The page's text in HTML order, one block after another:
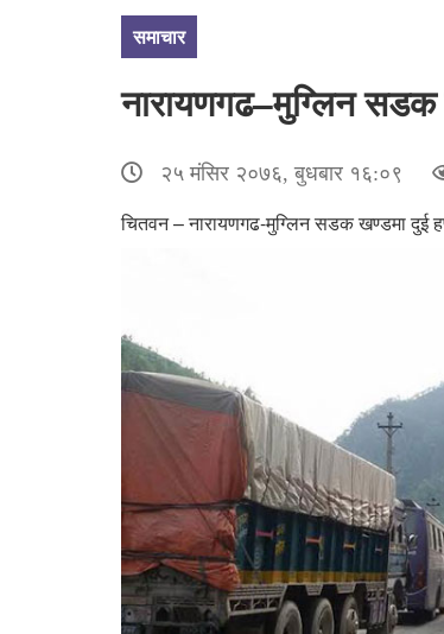
समाचार
नारायणगढ–मुग्लिन सडक
२५ मंसिर २०७६, बुधबार १६:०९
चितवन – नारायणगढ-मुग्लिन सडक खण्डमा दुई